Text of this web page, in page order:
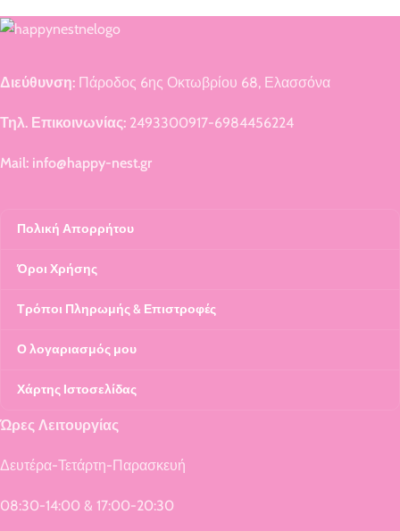
Διεύθυνση: Πάροδος 6ης Οκτωβρίου 68, Ελασσόνα
Τηλ. Επικοινωνίας: 2493300917-6984456224
Mail: info@happy-nest.gr
Πολική Απορρήτου
Όροι Χρήσης
Τρόποι Πληρωμής & Επιστροφές
Ο λογαριασμός μου
Χάρτης Ιστοσελίδας
Ώρες Λειτουργίας
Δευτέρα-Τετάρτη-Παρασκευή
08:30-14:00 & 17:00-20:30